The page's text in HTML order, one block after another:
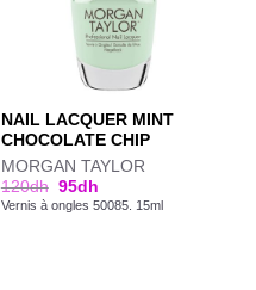
NAIL LACQUER MINT
CHOCOLATE CHIP
MORGAN TAYLOR
120dh 95dh
Vernis à ongles 50085. 15ml